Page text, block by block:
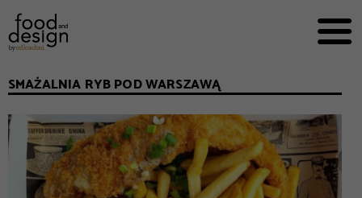


EKSPERCI
FOOD WORKING
E-BOOKI
O NAS
SMAŻALNIA RYB POD WARSZAWĄ